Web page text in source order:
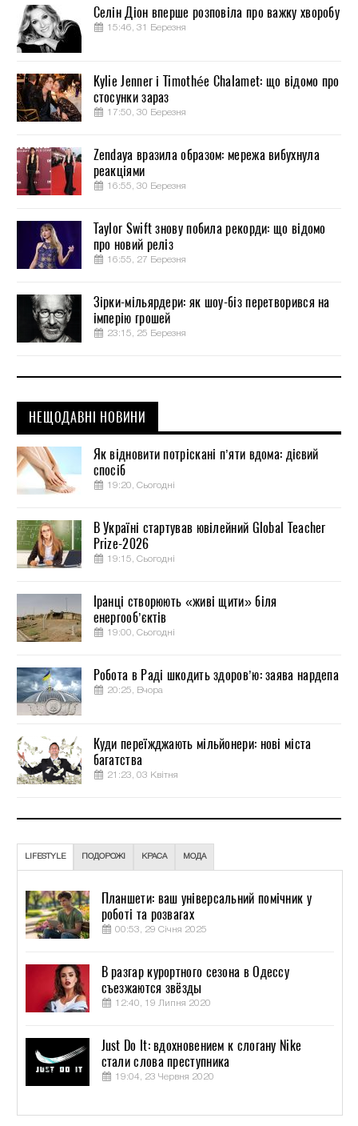
Селін Діон вперше розповіла про важку хворобу
15:46, 31 Березня
Kylie Jenner і Timothée Chalamet: що відомо про
стосунки зараз
17:50, 30 Березня
Zendaya вразила образом: мережа вибухнула
реакціями
16:55, 30 Березня
Taylor Swift знову побила рекорди: що відомо
про новий реліз
16:55, 27 Березня
Зірки-мільярдери: як шоу-біз перетворився на
імперію грошей
23:15, 25 Березня
НЕЩОДАВНІ НОВИНИ
Як відновити потріскані п’яти вдома: дієвий
спосіб
19:20, Сьогодні
В Україні стартував ювілейний Global Teacher
Prize-2026
19:15, Сьогодні
Іранці створюють «живі щити» біля
енергооб’єктів
19:00, Сьогодні
Робота в Раді шкодить здоров’ю: заява нардепа
20:25, Вчора
Куди переїжджають мільйонери: нові міста
багатства
21:23, 03 Квітня
LIFESTYLE ПОДОРОЖІ КРАСА МОДА
Планшети: ваш універсальний помічник у
роботі та розвагах
00:53, 29 Січня 2025
В разгар курортного сезона в Одессу
съезжаются звёзды
12:40, 19 Липня 2020
Just Do It: вдохновением к слогану Nike
стали слова преступника
19:04, 23 Червня 2020